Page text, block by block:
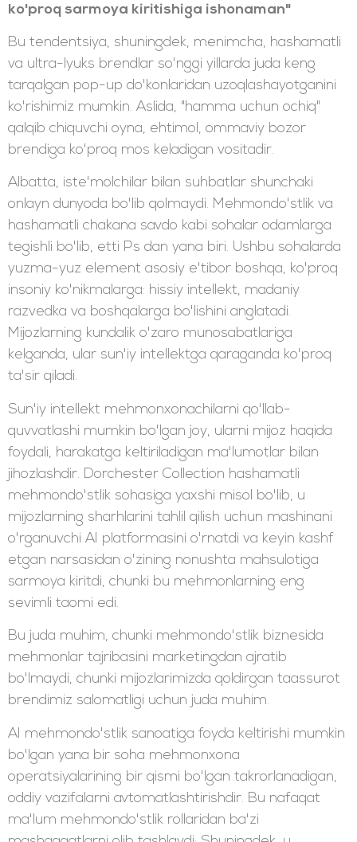
ko'proq sarmoya kiritishiga ishonaman"
Bu tendentsiya, shuningdek, menimcha, hashamatli
va ultra-lyuks brendlar so'nggi yillarda juda keng
tarqalgan pop-up do'konlaridan uzoqlashayotganini
ko'rishimiz mumkin. Aslida, "hamma uchun ochiq"
qalqib chiquvchi oyna, ehtimol, ommaviy bozor
brendiga ko'proq mos keladigan vositadir.
Albatta, iste'molchilar bilan suhbatlar shunchaki
onlayn dunyoda bo'lib qolmaydi. Mehmondo'stlik va
hashamatli chakana savdo kabi sohalar odamlarga
tegishli bo'lib, etti Ps dan yana biri. Ushbu sohalarda
yuzma-yuz element asosiy e'tibor boshqa, ko'proq
insoniy ko'nikmalarga: hissiy intellekt, madaniy
razvedka va boshqalarga bo'lishini anglatadi.
Mijozlarning kundalik o'zaro munosabatlariga
kelganda, ular sun'iy intellektga qaraganda ko'proq
ta'sir qiladi.
Sun'iy intellekt mehmonxonachilarni qo'llab-
quvvatlashi mumkin bo'lgan joy, ularni mijoz haqida
foydali, harakatga keltiriladigan ma'lumotlar bilan
jihozlashdir. Dorchester Collection hashamatli
mehmondo'stlik sohasiga yaxshi misol bo'lib, u
mijozlarning sharhlarini tahlil qilish uchun mashinani
o'rganuvchi AI platformasini o'rnatdi va keyin kashf
etgan narsasidan o'zining nonushta mahsulotiga
sarmoya kiritdi, chunki bu mehmonlarning eng
sevimli taomi edi.
Bu juda muhim, chunki mehmondo'stlik biznesida
mehmonlar tajribasini marketingdan ajratib
bo'lmaydi, chunki mijozlarimizda qoldirgan taassurot
brendimiz salomatligi uchun juda muhim.
AI mehmondo'stlik sanoatiga foyda keltirishi mumkin
bo'lgan yana bir soha mehmonxona
operatsiyalarining bir qismi bo'lgan takrorlanadigan,
oddiy vazifalarni avtomatlashtirishdir. Bu nafaqat
ma'lum mehmondo'stlik rollaridan ba'zi